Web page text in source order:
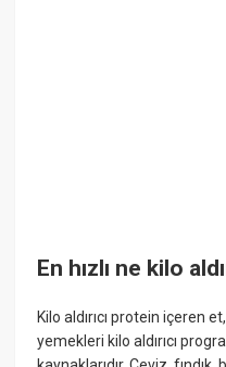
En hızlı ne kilo
Kilo aldırıcı protein içeren
yemekleri kilo aldırıcı